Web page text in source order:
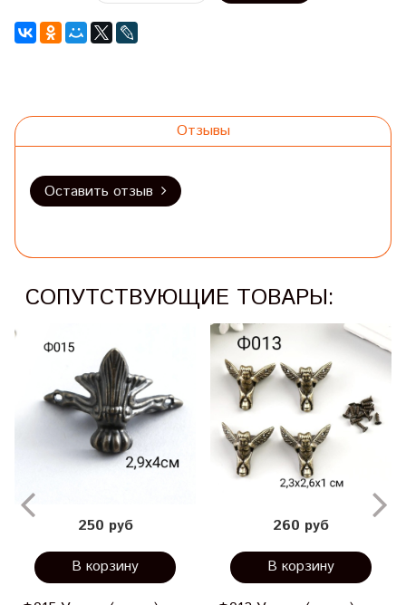
Отзывы
Оставить отзыв
СОПУТСТВУЮЩИЕ ТОВАРЫ:
250 руб
В корзину
260 руб
В корзину